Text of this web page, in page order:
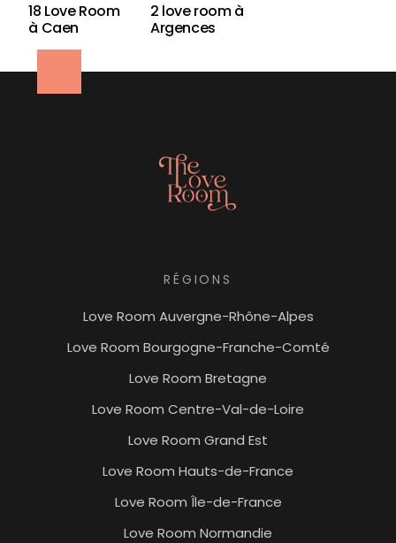
18 Love Room
à Caen
2 love room à
Argences
RÉGIONS
Love Room Auvergne-Rhône-Alpes
Love Room Bourgogne-Franche-Comté
Love Room Bretagne
Love Room Centre-Val-de-Loire
Love Room Grand Est
Love Room Hauts-de-France
Love Room Île-de-France
Love Room Normandie